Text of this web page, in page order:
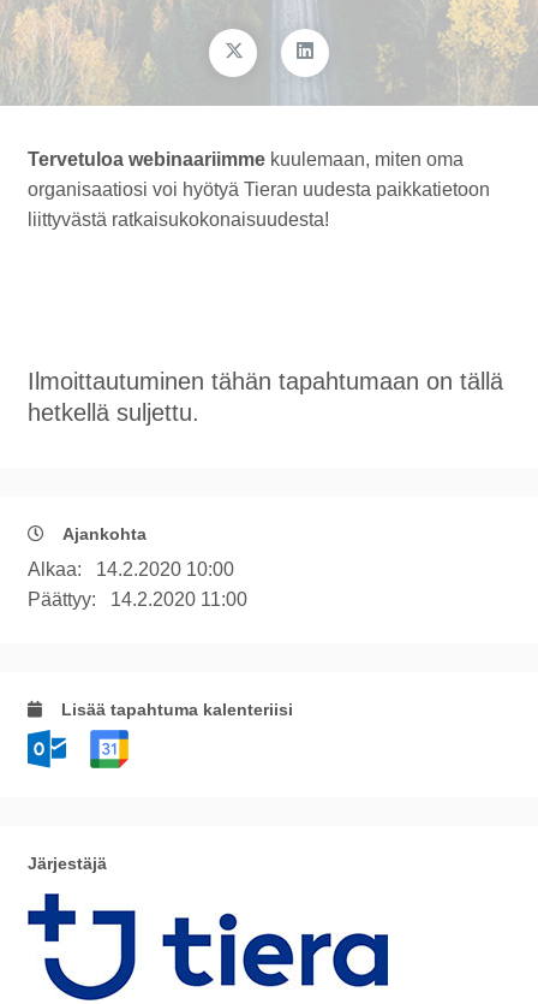
Tervetuloa webinaariimme kuulemaan, miten oma
organisaatiosi voi hyötyä Tieran uudesta paikkatietoon
liittyvästä ratkaisukokonaisuudesta!
Ilmoittautuminen tähän tapahtumaan on tällä
hetkellä suljettu.
Ajankohta
Alkaa: 14.2.2020 10:00
Päättyy: 14.2.2020 11:00
Lisää tapahtuma kalenteriisi
Järjestäjä